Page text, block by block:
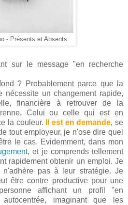
- Présents et Absents
sur le message "en recherche
? Probablement parce que la
nécessite un changement rapide,
financière à retrouver de la
Celui ou celle qui est en
la couleur.
Il est en demande, se
tout employeur, je n'ose dire quel
le cas. Evidemment, dans mon
, et je comprends tellement
rapidement obtenir un emploi. Je
n'adhère pas à leur stratégie. Je
être contre productive pour une
affichant un profil "en
imaginant que les